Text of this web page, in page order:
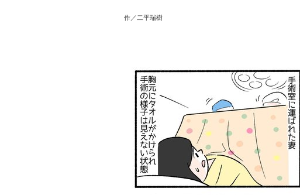
作／二平瑞樹